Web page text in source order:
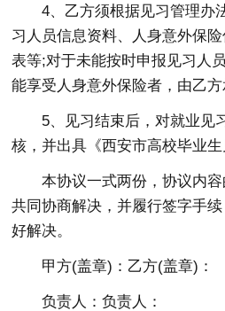
4、乙方须根据见习管理办
习人员信息资料、人身意外保
表等;对于未能按时申报见习人
能享受人身意外保险者，由乙
5、见习结束后，对就业见
核，并出具《西安市高校毕业生
本协议一式两份，协议内
共同协商解决，并履行签字手
好解决。
甲方(盖章)：乙方(盖章)：
负责人：负责人：